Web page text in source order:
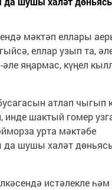
мәктәп еллары
еллар узып та,
әле яңармас, күңел
атлап чыгып
инде шактый гомер
урта мәктәбе
шушы халәт
истәлекле һәм